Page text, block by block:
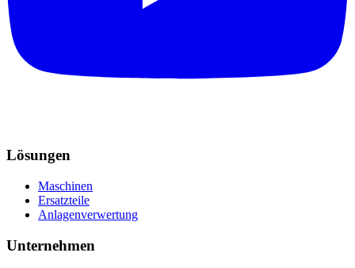
Lösungen
Maschinen
Ersatzteile
Anlagenverwertung
Unternehmen